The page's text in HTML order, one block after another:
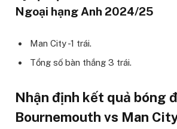
Ngoại hạng Anh 2024/25
Man City -1 trái.
Tổng số bàn thắng 3 trái.
Nhận định kết quả bóng
Bournemouth vs Man